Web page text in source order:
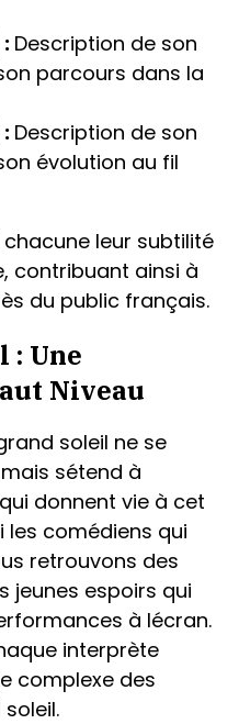
Description de son
parcours dans la
Description de son
évolution au fil
leur subtilité
contribuant ainsi à
du public français.
: Une
Niveau
soleil ne se
sétend à
donnent vie à cet
les comédiens qui
retrouvons des
jeunes espoirs qui
à lécran.
interprète
complexe des